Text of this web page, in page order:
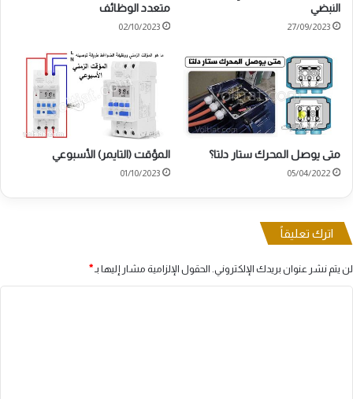
النبضي
27/09/2023
متعدد الوظائف
02/10/2023
متى يوصل المحرك ستار دلتا؟
05/04/2022
المؤقت (التايمر) الأسبوعي
01/10/2023
اترك تعليقاً
لن يتم نشر عنوان بريدك الإلكتروني. الحقول الإلزامية مشار إليها بـ*